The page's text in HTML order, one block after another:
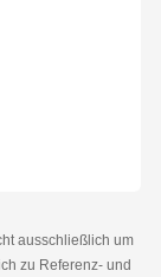
ausschließlich um
zu Referenz- und